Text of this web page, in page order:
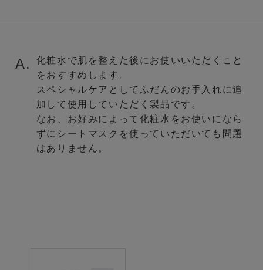
A.
化粧水で肌を整えた後にお使いいただくこと
をおすすめします。
スペシャルケアとしてふだんのお手入れに追
加して使用していただく製品です。
なお、お好みによって化粧水をお使いになら
ずにシートマスクを使っていただいても問題
はありません。